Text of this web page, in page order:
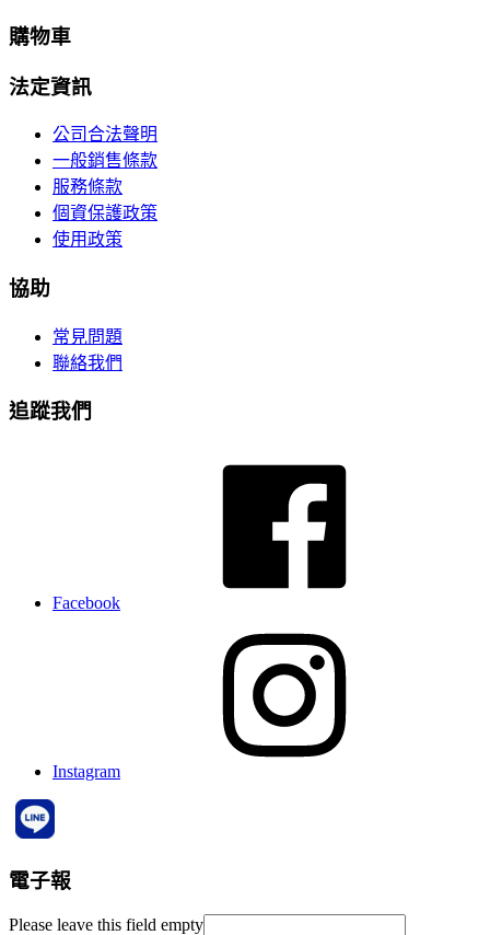
購物車
法定資訊
公司合法聲明
一般銷售條款
服務條款
個資保護政策
使用政策
協助
常見問題
聯絡我們
追蹤我們
Facebook
Instagram
電子報
Please leave this field empty